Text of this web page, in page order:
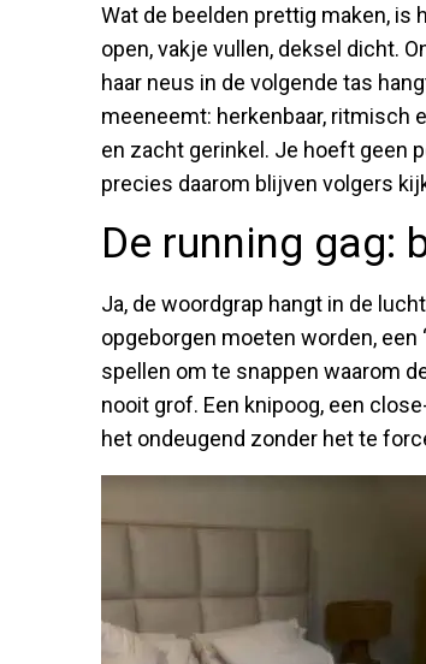
Wat de beelden prettig maken, is
open, vakje vullen, deksel dicht.
haar neus in de volgende tas
meeneemt: herkenbaar, ritmisch
en zacht gerinkel. Je hoeft geen
precies daarom blijven volgers
De running gag:
Ja, de woordgrap hangt in de
opgeborgen moeten worden,
spellen om te snappen waarom
nooit grof. Een knipoog, een
het ondeugend zonder het te